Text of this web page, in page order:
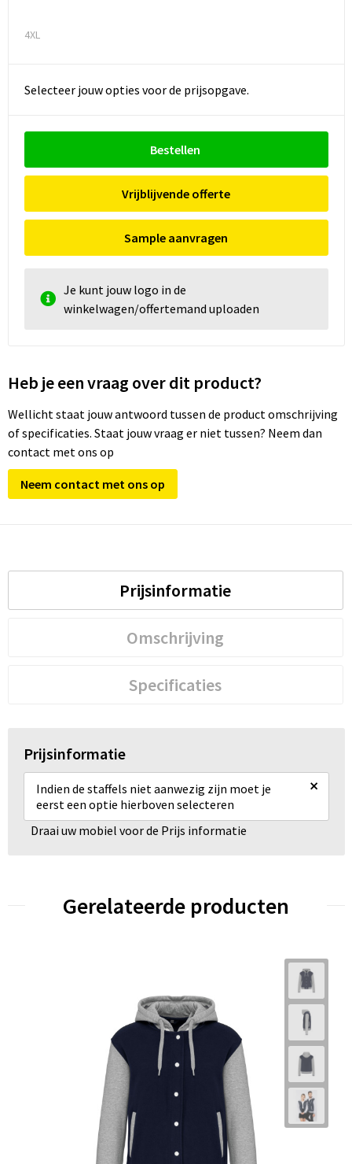
4XL
Selecteer jouw opties voor de prijsopgave.
Bestellen
Vrijblijvende offerte
Sample aanvragen
Je kunt jouw logo in de
winkelwagen/offertemand uploaden
Heb je een vraag over dit product?
Wellicht staat jouw antwoord tussen de product omschrijving
of specificaties. Staat jouw vraag er niet tussen? Neem dan
contact met ons op
Neem contact met ons op
Prijsinformatie
Omschrijving
Specificaties
Prijsinformatie
Indien de staffels niet aanwezig zijn moet je
eerst een optie hierboven selecteren
×
Draai uw mobiel voor de Prijs informatie
Gerelateerde producten